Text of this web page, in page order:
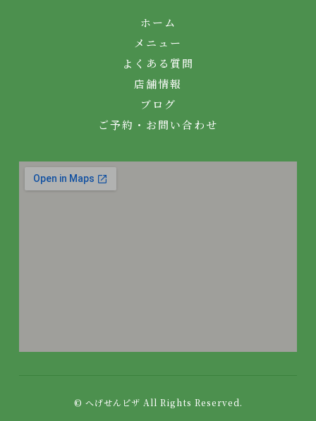
ホーム
メニュー
よくある質問
店舗情報
ブログ
ご予約・お問い合わせ
© へげせんピザ All Rights Reserved.